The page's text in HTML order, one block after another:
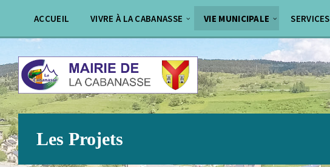
de
ACCUEIL VIVRE À LA CABANASSE VIE MUNICIPALE SERVICES
Les Projets